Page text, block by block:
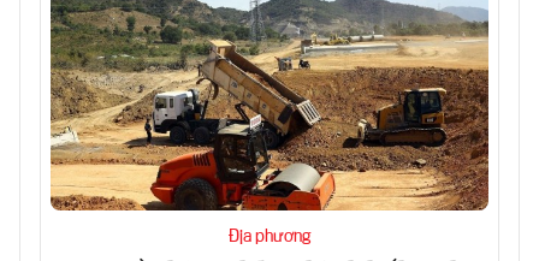
Địa phương